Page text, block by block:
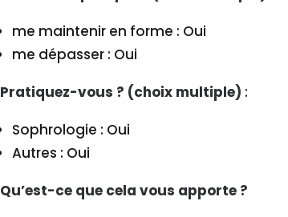
me maintenir en forme : Oui
me dépasser : Oui
Pratiquez-vous ? (choix multiple) :
Sophrologie : Oui
Autres : Oui
Qu’est-ce que cela vous apporte ?